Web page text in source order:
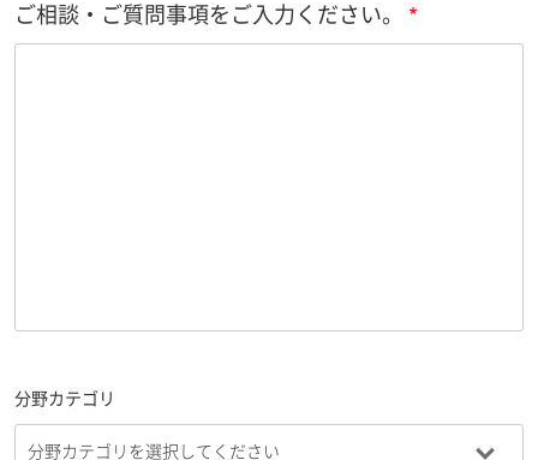
ご相談・ご質問事項をご入力ください。
分野カテゴリ